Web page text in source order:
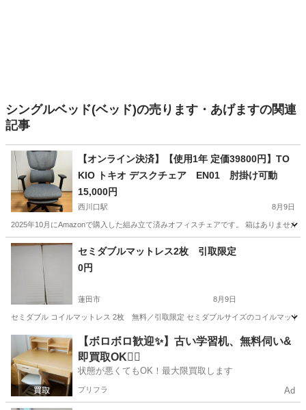
シングルベッド(ベッド)の売ります・あげますの関連
記事
【オンライン決済】【使用1年 定価39800円】TO
KIO トキオ デスクチェア EN01 肘掛け可動
15,000円
西川口駅 8月9日
2025年10月にAmazonで購入した組み立て済みオフィスチェアです。 箱はありませ
埼玉 川口市 西川口駅
セミダブルマットレス2枚 引取限定
0円
蓮田市 8月9日
セミダブル コイルマットレス 2枚 無料／引取限定 セミダブルサイズのコイルマット
埼玉 蓮田市 寝具 セミダブル
【ボロボロ歓迎✨】古い学習机、無料伺い&
即買取OK🙆‍♀️
状態が悪くてもOK！最大限買取します
プリフラ Ad